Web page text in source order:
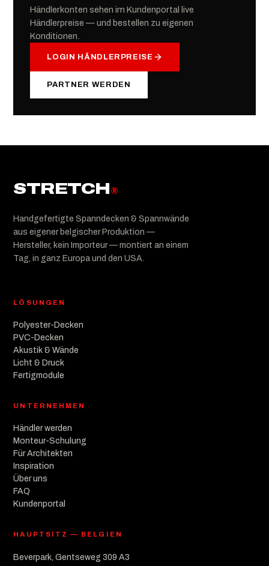
Händlerkonten sehen im Kundenportal live
Händlerpreise — und bestellen zu eigenen
Konditionen.
LOGIN HÄNDLERPREISE
PARTNER WERDEN
STRETCH®
Handgefertigte Spanndecken & Spannwände
aus eigener belgischer Produktion —
Hersteller, kein Importeur — montiert an einem
Tag, in ganz Europa und den USA.
LÖSUNGEN
Polyester-Decken
PVC-Decken
Akustik & Wände
Licht & Druck
Fertigmodule
UNTERNEHMEN
Händler werden
Monteur-Schulung
Für Architekten
Inspiration
Über uns
FAQ
Kundenportal
HAUPTSITZ — BELGIEN
Beverpark, Gentseweg 309 A3